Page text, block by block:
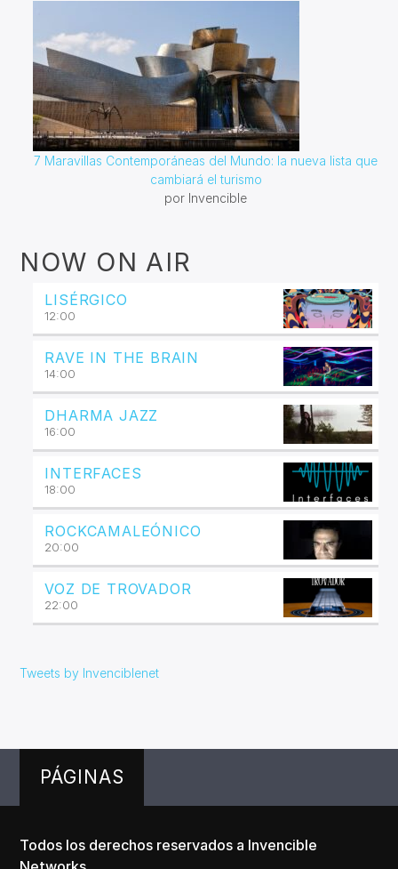
7 Maravillas Contemporáneas del Mundo: la nueva lista que
cambiará el turismo
por Invencible
NOW ON AIR
LISÉRGICO
12:00
RAVE IN THE BRAIN
14:00
DHARMA JAZZ
16:00
INTERFACES
18:00
ROCKCAMALEÓNICO
20:00
VOZ DE TROVADOR
22:00
Tweets by Invenciblenet
PÁGINAS
Todos los derechos reservados a Invencible